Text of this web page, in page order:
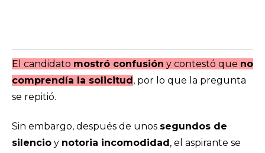
El candidato mostró confusión y contestó que no
comprendía la solicitud, por lo que la pregunta
se repitió.
Sin embargo, después de unos segundos de
silencio y notoria incomodidad, el aspirante se